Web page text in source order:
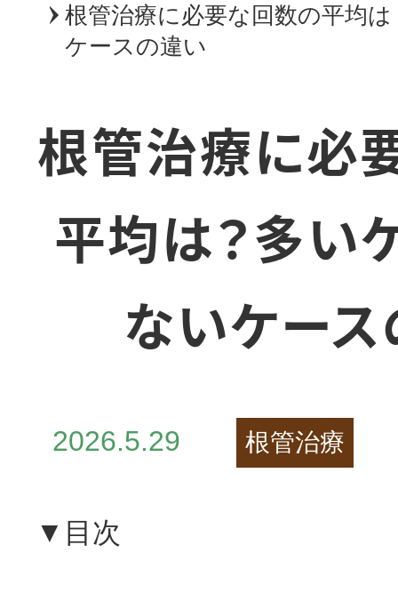
根管治療に必要な回数の平均
ケースの違い
根管治療に必
平均は？多い
ないケー
2026.5.29 根管治療
▼目次